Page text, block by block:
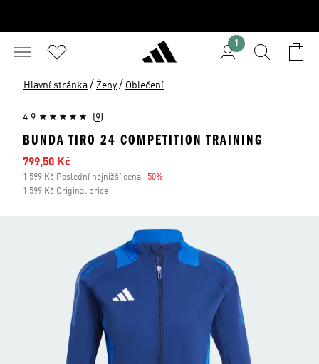
1
Hlavní stránka / Ženy / Oblečení
4.9 (9)
BUNDA TIRO 24 COMPETITION TRAINING
Zlevněná cena
799,50 Kč
1 599 Kč Poslední nejnižší cena -50%
1 599 Kč Original price